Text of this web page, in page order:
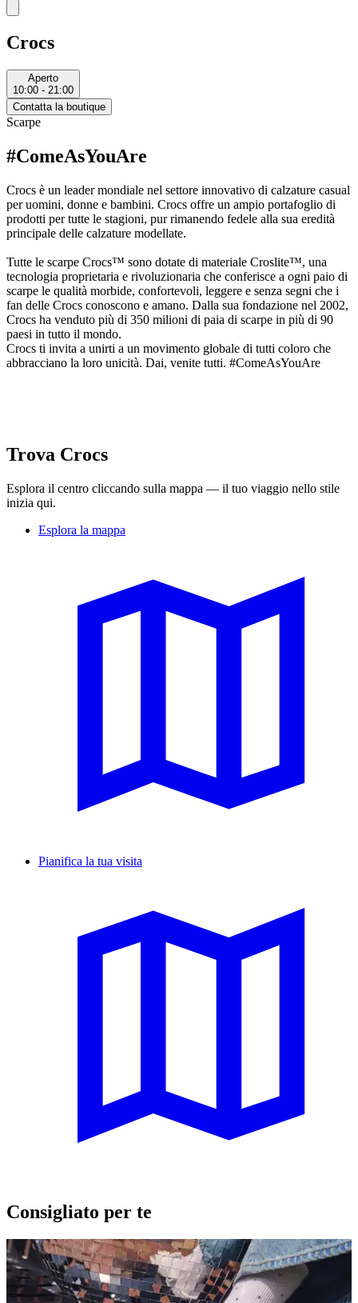
Crocs
Aperto
10:00 - 21:00
Contatta la boutique
Scarpe
#ComeAsYouAre
Crocs è un leader mondiale nel settore innovativo di calzature casual
per uomini, donne e bambini. Crocs offre un ampio portafoglio di
prodotti per tutte le stagioni, pur rimanendo fedele alla sua eredità
principale delle calzature modellate.
Tutte le scarpe Crocs™ sono dotate di materiale Croslite™, una
tecnologia proprietaria e rivoluzionaria che conferisce a ogni paio di
scarpe le qualità morbide, confortevoli, leggere e senza segni che i
fan delle Crocs conoscono e amano. Dalla sua fondazione nel 2002,
Crocs ha venduto più di 350 milioni di paia di scarpe in più di 90
paesi in tutto il mondo.
Crocs ti invita a unirti a un movimento globale di tutti coloro che
abbracciano la loro unicità. Dai, venite tutti. #ComeAsYouAre
Trova Crocs
Esplora il centro cliccando sulla mappa — il tuo viaggio nello stile
inizia qui.
Esplora la mappa
Pianifica la tua visita
Consigliato per te